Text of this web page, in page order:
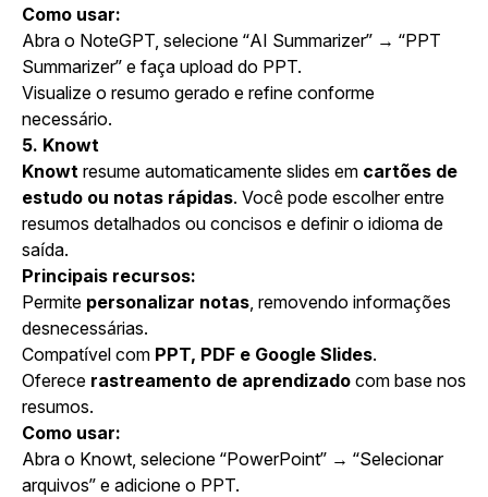
Como usar:
Abra o NoteGPT, selecione “AI Summarizer” → “PPT
Summarizer” e faça upload do PPT.
Visualize o resumo gerado e refine conforme
necessário.
5. Knowt
Knowt resume automaticamente slides em cartões de
estudo ou notas rápidas. Você pode escolher entre
resumos detalhados ou concisos e definir o idioma de
saída.
Principais recursos:
Permite personalizar notas , removendo informações
desnecessárias.
Compatível com PPT, PDF e Google Slides.
Oferece rastreamento de aprendizado com base nos
resumos.
Como usar:
Abra o Knowt, selecione “PowerPoint” → “Selecionar
arquivos” e adicione o PPT.